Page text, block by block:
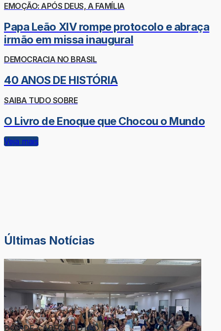
EMOÇÃO: APÓS DEUS, A FAMÍLIA
Papa Leão XIV rompe protocolo e abraça
irmão em missa inaugural
DEMOCRACIA NO BRASIL
40 ANOS DE HISTÓRIA
SAIBA TUDO SOBRE
O Livro de Enoque que Chocou o Mundo
Veja mais
Últimas Notícias
DOR-DE-CABEÇA DO LÉO